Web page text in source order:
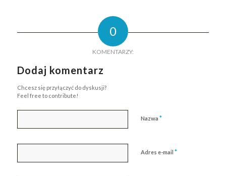
0
KOMENTARZY:
Dodaj komentarz
Chcesz się przyłączyć do dyskusji?
Feel free to contribute!
Nazwa *
Adres e-mail *